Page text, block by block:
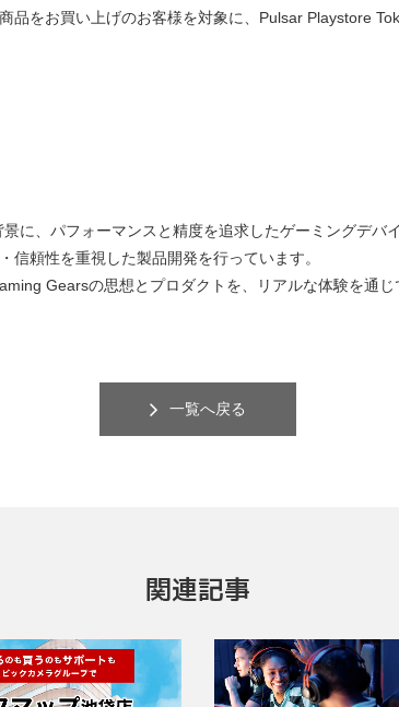
品をお買い上げのお客様を対象に、Pulsar Playstore
に、パフォーマンスと精度を追求したゲーミングデバ
頼性を重視した製品開発を行っています。
Gearsの思想とプロダクトを、リアルな体験を通じ
一覧へ戻る
関連記事